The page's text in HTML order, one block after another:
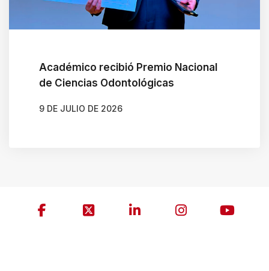
Académico recibió Premio Nacional
de Ciencias Odontológicas
9 DE JULIO DE 2026